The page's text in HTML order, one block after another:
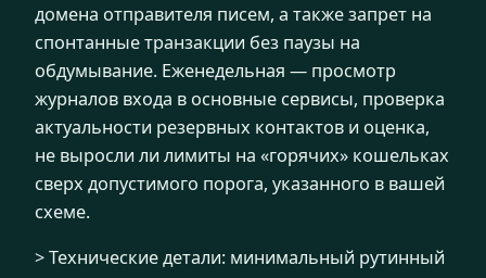
домена отправителя писем, а также запрет на
спонтанные транзакции без паузы на
обдумывание. Еженедельная — просмотр
журналов входа в основные сервисы, проверка
актуальности резервных контактов и оценка,
не выросли ли лимиты на «горячих» кошельках
сверх допустимого порога, указанного в вашей
схеме.
> Технические детали: минимальный рутинный